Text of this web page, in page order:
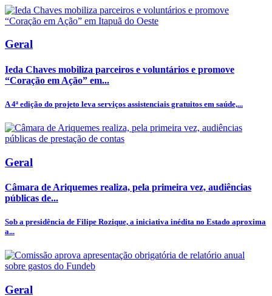
Geral
Ieda Chaves mobiliza parceiros e voluntários e promove
“Coração em Ação” em...
A 4ª edição do projeto leva serviços assistenciais gratuitos em saúde,...
Geral
Câmara de Ariquemes realiza, pela primeira vez, audiências
públicas de...
Sob a presidência de Filipe Rozique, a iniciativa inédita no Estado aproxima
a...
Geral